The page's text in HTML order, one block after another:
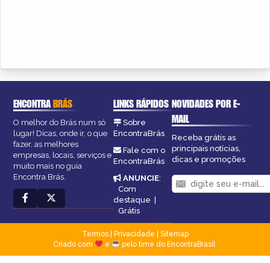
ENCONTRABRÁS
O melhor do Brás num só
lugar! Dicas, onde ir, o que
fazer, as melhores
empresas, locais, serviços e
muito mais no guia
Encontra Brás.
LINKS RÁPIDOS
Sobre
EncontraBrás
Fale com o
EncontraBrás
ANUNCIE:
Com
destaque |
Grátis
NOVIDADES POR E-
MAIL
Receba grátis as
principais notícias,
dicas e promoções
Termos| Privacidade
Sitemap
Criado com
e pelo time do EncontraBrasil